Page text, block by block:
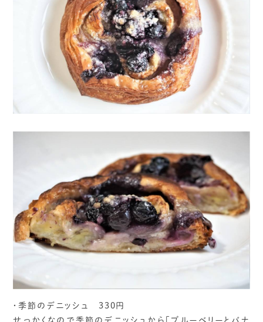
・季節のデニッシュ 330円
せっかくなので季節のデニッシュから「ブルーベリーとバナ